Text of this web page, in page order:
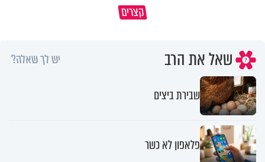
קצריםברכה או קללה? הכל בידים שלנו
שאל את הרב יש לך שאלה?
שבירת ביצים
פלאפון לא כשר